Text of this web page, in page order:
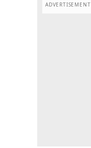
ADVERTISEMENT